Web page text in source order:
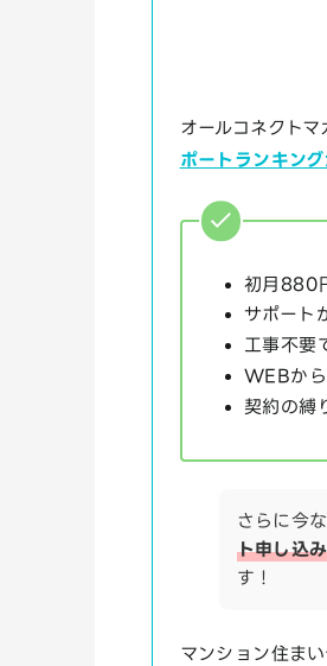
オールコネクト
ポートランキン
初月880
サポート
工事不要
WEBか
契約の縛
さらに今
ト申し込
す！
マンション住ま